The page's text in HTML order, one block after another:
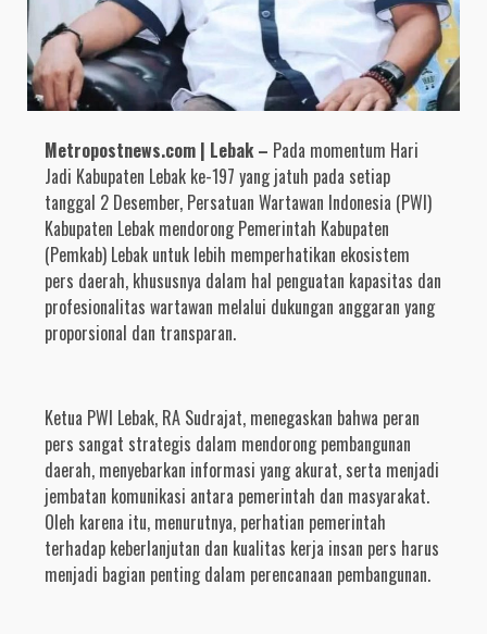
Metropostnews.com | Lebak – Pada momentum Hari
Jadi Kabupaten Lebak ke-197 yang jatuh pada setiap
tanggal 2 Desember, Persatuan Wartawan Indonesia (PWI)
Kabupaten Lebak mendorong Pemerintah Kabupaten
(Pemkab) Lebak untuk lebih memperhatikan ekosistem
pers daerah, khususnya dalam hal penguatan kapasitas dan
profesionalitas wartawan melalui dukungan anggaran yang
proporsional dan transparan.
Ketua PWI Lebak, RA Sudrajat, menegaskan bahwa peran
pers sangat strategis dalam mendorong pembangunan
daerah, menyebarkan informasi yang akurat, serta menjadi
jembatan komunikasi antara pemerintah dan masyarakat.
Oleh karena itu, menurutnya, perhatian pemerintah
terhadap keberlanjutan dan kualitas kerja insan pers harus
menjadi bagian penting dalam perencanaan pembangunan.